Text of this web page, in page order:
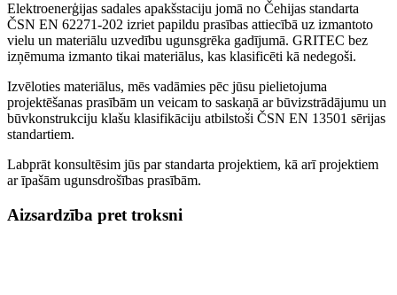
Elektroenerģijas sadales apakšstaciju jomā no Čehijas standarta
ČSN EN 62271-202 izriet papildu prasības attiecībā uz izmantoto
vielu un materiālu uzvedību ugunsgrēka gadījumā. GRITEC bez
izņēmuma izmanto tikai materiālus, kas klasificēti kā nedegoši.
Izvēloties materiālus, mēs vadāmies pēc jūsu pielietojuma
projektēšanas prasībām un veicam to saskaņā ar būvizstrādājumu un
būvkonstrukciju klašu klasifikāciju atbilstoši ČSN EN 13501 sērijas
standartiem.
Labprāt konsultēsim jūs par standarta projektiem, kā arī projektiem
ar īpašām ugunsdrošības prasībām.
Aizsardzība pret troksni